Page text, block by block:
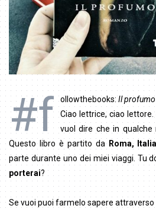
#f ollowthebooks:Il profumo
Ciao lettrice, ciao
vuol dire che in qualche
Questo libro è partito da Roma, Italia
parte durante uno dei miei viaggi. Tu
porterai?
Se vuoi puoi farmelo sapere attraverso